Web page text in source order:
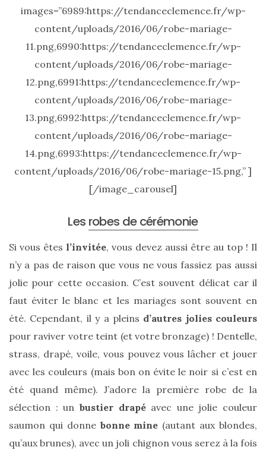
sélection
sacs
tendance
pour
images=”6989:https://tendanceclemence.fr/wp-
content/uploads/2016/06/robe-mariage-
11.png,6990:https://tendanceclemence.fr/wp-
content/uploads/2016/06/robe-mariage-
12.png,6991:https://tendanceclemence.fr/wp-
content/uploads/2016/06/robe-mariage-
13.png,6992:https://tendanceclemence.fr/wp-
content/uploads/2016/06/robe-mariage-
14.png,6993:https://tendanceclemence.fr/wp-
content/uploads/2016/06/robe-mariage-15.png,” ]
[/image_carousel]
Les robes de cérémonie
Si vous êtes l’invitée, vous devez aussi être au top ! Il
n’y a pas de raison que vous ne vous fassiez pas aussi
jolie pour cette occasion. C’est souvent délicat car il
faut éviter le blanc et les mariages sont souvent en
été. Cependant, il y a pleins d’autres jolies couleurs
pour raviver votre teint (et votre bronzage) ! Dentelle,
strass, drapé, voile, vous pouvez vous lâcher et jouer
avec les couleurs (mais bon on évite le noir si c’est en
été quand même). J’adore la première robe de la
sélection : un bustier drapéavec une jolie couleur
saumon qui donnebonne mine (autant aux blondes,
qu’aux brunes), avec un joli chignon vous serez à la fois